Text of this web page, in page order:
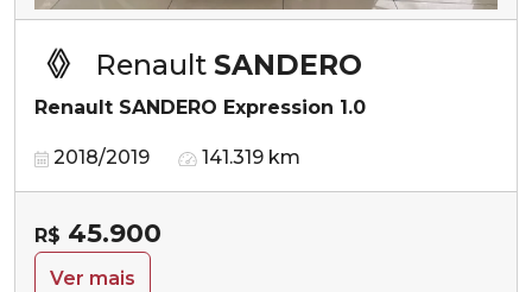
Renault SANDERO
Renault SANDERO Expression 1.0
2018/2019 141.319 km
R$ 45.900
Ver mais